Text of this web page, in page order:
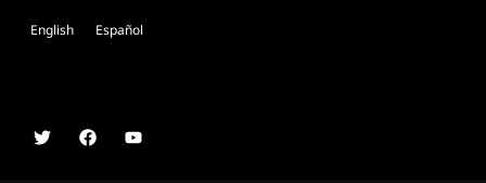
English Español